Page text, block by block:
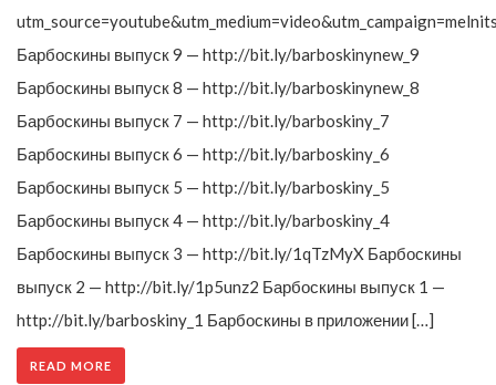
Барбоскины выпуск 9 — http://bit.ly/barboskinynew_9
Барбоскины выпуск 8 — http://bit.ly/barboskinynew_8
Барбоскины выпуск 7 — http://bit.ly/barboskiny_7
Барбоскины выпуск 6 — http://bit.ly/barboskiny_6
Барбоскины выпуск 5 — http://bit.ly/barboskiny_5
Барбоскины выпуск 4 — http://bit.ly/barboskiny_4
Барбоскины выпуск 3 — http://bit.ly/1qTzMyX Барбоскины
выпуск 2 — http://bit.ly/1p5unz2 Барбоскины выпуск 1 —
http://bit.ly/barboskiny_1 Барбоскины в приложении […]
READ MORE